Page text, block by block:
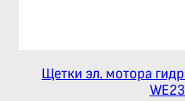
Щетки эл. мотора